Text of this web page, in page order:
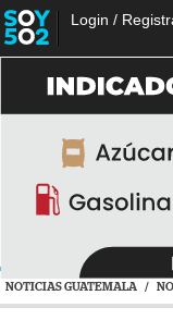
Login /
NOTICIAS GUATEMALA /